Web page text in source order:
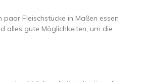
paar Fleischstücke in Maßen essen
alles gute Möglichkeiten, um die